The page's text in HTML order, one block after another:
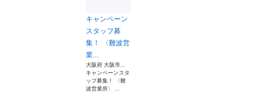
キャンペーン
スタッフ募
集！ 〈難波営
業...
大阪府 大阪市...
キャンペーンスタ
ッフ募集！ 〈難
波営業所〉 ...